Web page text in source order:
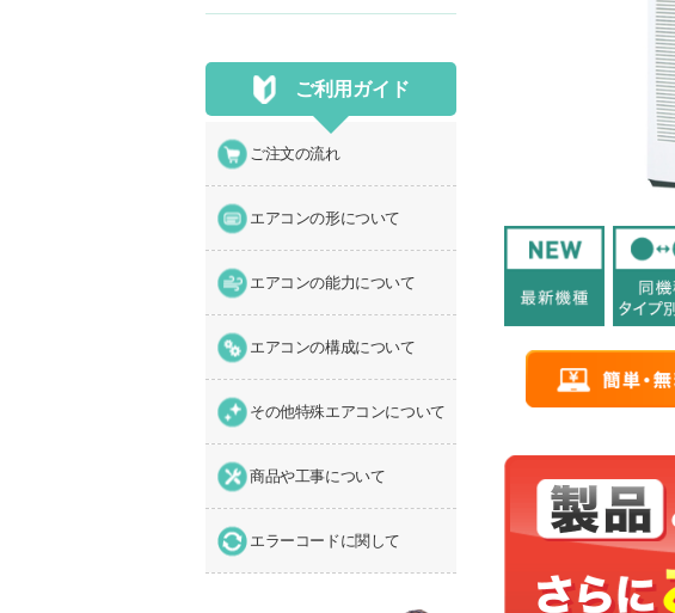
ご利用ガイド
ご注文の流れ
エアコンの形について
エアコンの能力について
エアコンの構成について
その他特殊エアコンについて
商品や工事について
エラーコードに関して